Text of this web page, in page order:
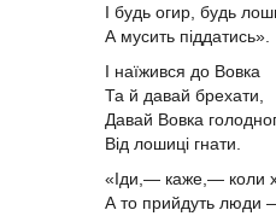
І будь огир, будь
А мусить піддатись».
І наїжився до Вовка
Та й давай брехати,
Давай Вовка
Від лошиці гнати.
«Іди,— каже,— коли
А то прийдуть люди